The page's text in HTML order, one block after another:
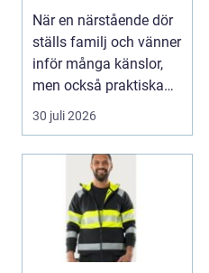
formas
När en närstående dör
ställs familj och vänner
inför många känslor,
men också praktiska
beslut. En b...
30 juli 2026